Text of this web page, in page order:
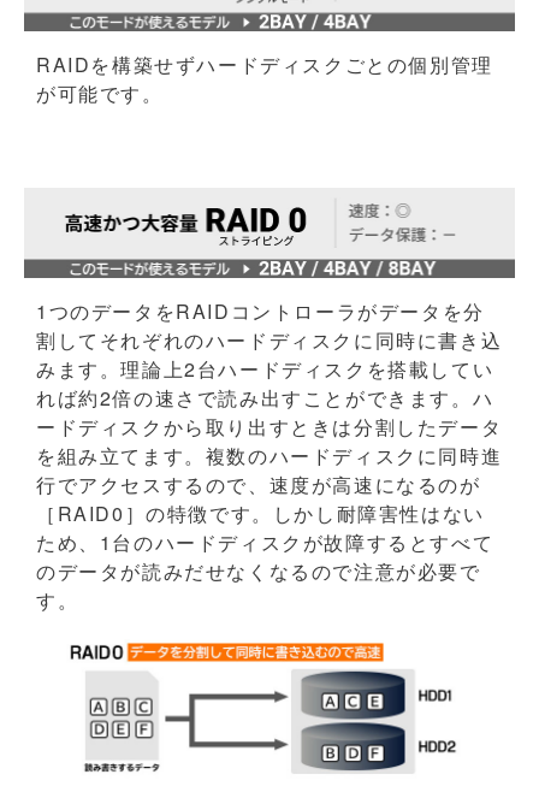
RAIDを構築せずハードディスクごとの個別管理
が可能です。
1つのデータをRAIDコントローラがデータを分
割してそれぞれのハードディスクに同時に書き込
みます。理論上2台ハードディスクを搭載してい
れば約2倍の速さで読み出すことができます。ハ
ードディスクから取り出すときは分割したデータ
を組み立てます。複数のハードディスクに同時進
行でアクセスするので、速度が高速になるのが
［RAID0］の特徴です。しかし耐障害性はない
ため、1台のハードディスクが故障するとすべて
のデータが読みだせなくなるので注意が必要で
す。